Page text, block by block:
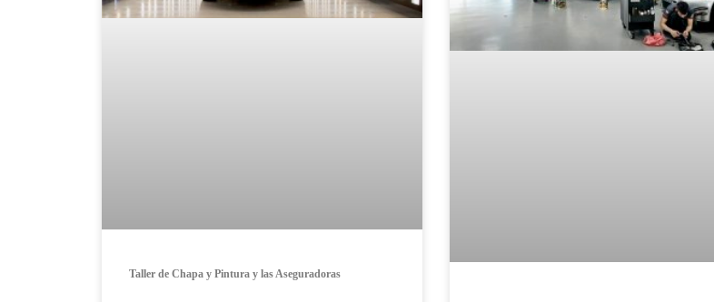
Taller de Chapa y Pintura y las Aseguradoras